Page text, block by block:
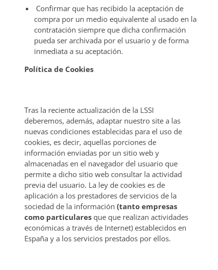
Confirmar que has recibido la aceptación de
compra por un medio equivalente al usado en la
contratación siempre que dicha confirmación
pueda ser archivada por el usuario y de forma
inmediata a su aceptación.
Política de Cookies
Tras la reciente actualización de la LSSI
deberemos, además, adaptar nuestro site a las
nuevas condiciones establecidas para el uso de
cookies, es decir, aquellas porciones de
información enviadas por un sitio web y
almacenadas en el navegador del usuario que
permite a dicho sitio web consultar la actividad
previa del usuario. La ley de cookies es de
aplicación a los prestadores de servicios de la
sociedad de la información (tanto empresas
como particulares que que realizan actividades
económicas a través de Internet) establecidos en
España y a los servicios prestados por ellos.